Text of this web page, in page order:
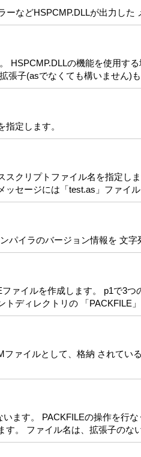
などHSPCMP.DLLが出力した
HSPCMP.DLLの機能を使用す
張子(asでなくても構いません)
定します。
スクリプトファイル名を指定し
ッセージには「test.as」ファイ
パイラのバージョン情報を 文字
ァイルを作成します。 p1で3
ディレクトリの 「PACKFILE
ァイルとして、格納 されてい
ます。 PACKFILEの操作を行
。 ファイル名は、拡張子のな